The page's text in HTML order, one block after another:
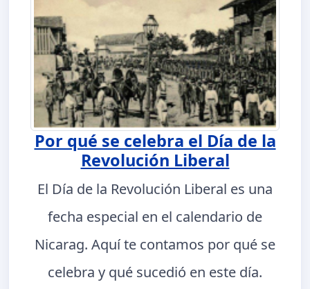
Por qué se celebra el Día de la
Revolución Liberal
El Día de la Revolución Liberal es una
fecha especial en el calendario de
Nicarag. Aquí te contamos por qué se
celebra y qué sucedió en este día.